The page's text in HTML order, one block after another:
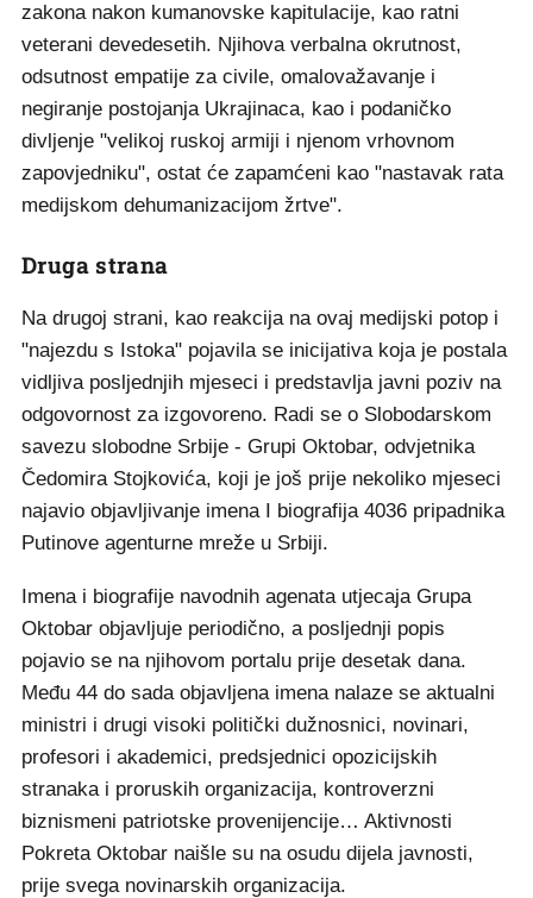
zakona nakon kumanovske kapitulacije, kao ratni
veterani devedesetih. Njihova verbalna okrutnost,
odsutnost empatije za civile, omalovažavanje i
negiranje postojanja Ukrajinaca, kao i podaničko
divljenje "velikoj ruskoj armiji i njenom vrhovnom
zapovjedniku", ostat će zapamćeni kao "nastavak rata
medijskom dehumanizacijom žrtve".
Druga strana
Na drugoj strani, kao reakcija na ovaj medijski potop i
"najezdu s Istoka" pojavila se inicijativa koja je postala
vidljiva posljednjih mjeseci i predstavlja javni poziv na
odgovornost za izgovoreno. Radi se o Slobodarskom
savezu slobodne Srbije - Grupi Oktobar, odvjetnika
Čedomira Stojkovića, koji je još prije nekoliko mjeseci
najavio objavljivanje imena I biografija 4036 pripadnika
Putinove agenturne mreže u Srbiji.
Imena i biografije navodnih agenata utjecaja Grupa
Oktobar objavljuje periodično, a posljednji popis
pojavio se na njihovom portalu prije desetak dana.
Među 44 do sada objavljena imena nalaze se aktualni
ministri i drugi visoki politički dužnosnici, novinari,
profesori i akademici, predsjednici opozicijskih
stranaka i proruskih organizacija, kontroverzni
biznismeni patriotske provenijencije… Aktivnosti
Pokreta Oktobar naišle su na osudu dijela javnosti,
prije svega novinarskih organizacija.